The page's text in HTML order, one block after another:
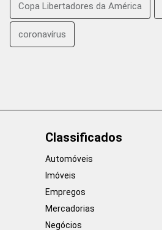
Copa Libertadores da América
coronavírus
Classificados
Automóveis
Imóveis
Empregos
Mercadorias
Negócios